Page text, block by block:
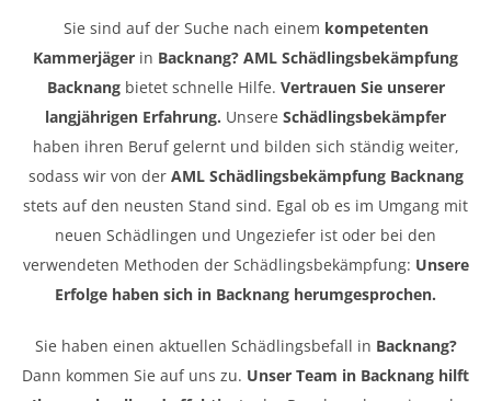
Sie sind auf der Suche nach einem kompetenten
Kammerjäger in Backnang? AML Schädlingsbekämpfung
Backnangbietet schnelle Hilfe. Vertrauen Sie unserer
langjährigen Erfahrung. Unsere Schädlingsbekämpfer
haben ihren Beruf gelernt und bilden sich ständig weiter,
sodass wir von der AML Schädlingsbekämpfung Backnang
stets auf den neusten Stand sind. Egal ob es im Umgang mit
neuen Schädlingen und Ungeziefer ist oder bei den
verwendeten Methoden der Schädlingsbekämpfung: Unsere
Erfolge haben sich in Backnang herumgesprochen.
Sie haben einen aktuellen Schädlingsbefall in Backnang?
Dann kommen Sie auf uns zu. Unser Team in Backnang hilft